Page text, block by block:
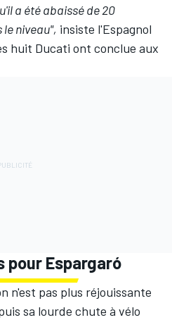
a été abaissé de 20
niveau", insiste l'Espagnol
huit Ducati ont conclue aux
pour Espargaró
n'est pas plus réjouissante
sa lourde chute à vélo